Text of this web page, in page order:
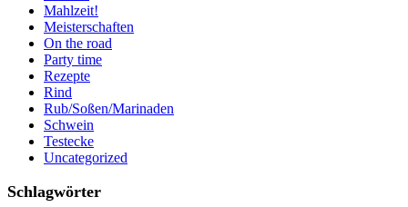
Mahlzeit!
Meisterschaften
On the road
Party time
Rezepte
Rind
Rub/Soßen/Marinaden
Schwein
Testecke
Uncategorized
Schlagwörter